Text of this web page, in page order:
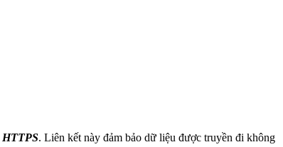
HTTPS. Liên kết này đảm bảo dữ liệu được truyền đi không